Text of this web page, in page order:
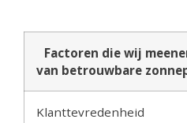
Factoren die wij
van betrouwbare
Klanttevredenheid